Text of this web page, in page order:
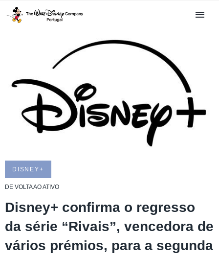
DISNEY+
DE VOLTA AO ATIVO
Disney+ confirma o regresso
da série “Rivais”, vencedora de
vários prémios, para a segunda